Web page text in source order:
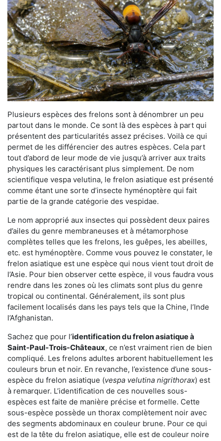
Plusieurs espèces des frelons sont à dénombrer un peu
partout dans le monde. Ce sont là des espèces à part qui
présentent des particularités assez précises. Voilà ce qui
permet de les différencier des autres espèces. Cela part
tout d’abord de leur mode de vie jusqu’à arriver aux traits
physiques les caractérisant plus simplement. De nom
scientifique vespa velutina, le frelon asiatique est présenté
comme étant une sorte d’insecte hyménoptère qui fait
partie de la grande catégorie des vespidae.
Le nom approprié aux insectes qui possèdent deux paires
d’ailes du genre membraneuses et à métamorphose
complètes telles que les frelons, les guêpes, les abeilles,
etc. est hyménoptère. Comme vous pouvez le constater, le
frelon asiatique est une espèce qui nous vient tout droit de
l’Asie. Pour bien observer cette espèce, il vous faudra vous
rendre dans les zones où les climats sont plus du genre
tropical ou continental. Généralement, ils sont plus
facilement localisés dans les pays tels que la Chine, l’Inde
l’Afghanistan.
Sachez que pour l’identification du frelon asiatiqueà
Saint-Paul-Trois-Châteaux, ce n’est vraiment rien de bien
compliqué. Les frelons adultes arborent habituellement les
couleurs brun et noir. En revanche, l’existence d’une sous-
espèce du frelon asiatique (vespa velutina nigrithorax) est
à remarquer. L’identification de ces nouvelles sous-
espèces est faite de manière précise et formelle. Cette
sous-espèce possède un thorax complètement noir avec
des segments abdominaux en couleur brune. Pour ce qui
est de la tête du frelon asiatique, elle est de couleur noire